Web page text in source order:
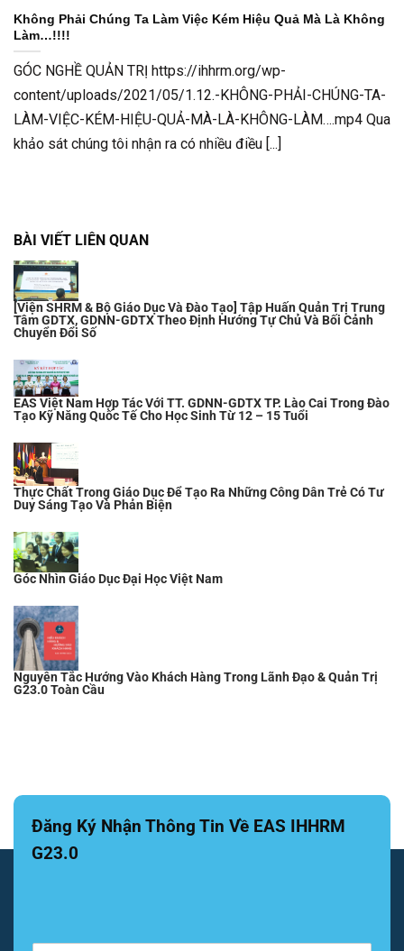
Không Phải Chúng Ta Làm Việc Kém Hiệu Quả Mà Là Không
Làm…!!!!
GÓC NGHỀ QUẢN TRỊ https://ihhrm.org/wp-
content/uploads/2021/05/1.12.-KHÔNG-PHẢI-CHÚNG-TA-
LÀM-VIỆC-KÉM-HIỆU-QUẢ-MÀ-LÀ-KHÔNG-LÀM….mp4 Qua
khảo sát chúng tôi nhận ra có nhiều điều [...]
BÀI VIẾT LIÊN QUAN
[Viện SHRM & Bộ Giáo Dục Và Đào Tạo] Tập Huấn Quản Trị Trung
Tâm GDTX, GDNN-GDTX Theo Định Hướng Tự Chủ Và Bối Cảnh
Chuyển Đổi Số
EAS Việt Nam Hợp Tác Với TT. GDNN-GDTX TP. Lào Cai Trong Đào
Tạo Kỹ Năng Quốc Tế Cho Học Sinh Từ 12 – 15 Tuổi
Thực Chất Trong Giáo Dục Để Tạo Ra Những Công Dân Trẻ Có Tư
Duy Sáng Tạo Và Phản Biện
Góc Nhìn Giáo Dục Đại Học Việt Nam
Nguyên Tắc Hướng Vào Khách Hàng Trong Lãnh Đạo & Quản Trị
G23.0 Toàn Cầu
Đăng Ký Nhận Thông Tin Về EAS IHHRM
G23.0
E